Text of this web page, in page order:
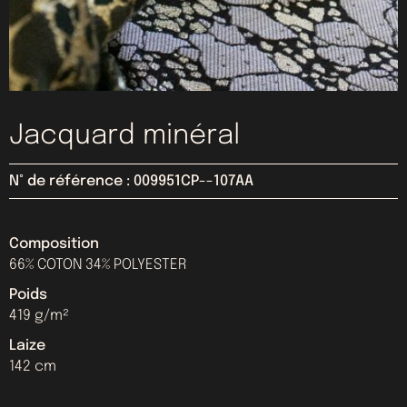
Jacquard minéral
N° de référence : 009951CP--107AA
Composition
66% COTON 34% POLYESTER
Poids
419 g/m²
Laize
142 cm